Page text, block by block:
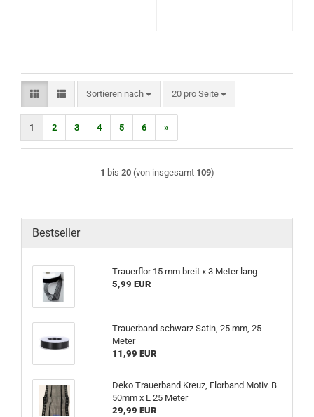
Sortieren nach
Sortieren nach 20 pro Seite
pro Seite
1 2 3 4 5 6 »
1 bis 20(von insgesamt 109)
Bestseller
Trauerflor 15 mm breit x 3 Meter lang
5,99 EUR
Trauerband schwarz Satin, 25 mm, 25
Meter
11,99 EUR
Deko Trauerband Kreuz, Florband Motiv. B
50mm x L 25 Meter
29,99 EUR